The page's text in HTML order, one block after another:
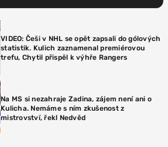
VIDEO: Češi v NHL se opět zapsali do gólových
statistik. Kulich zaznamenal premiérovou
trefu, Chytil přispěl k výhře Rangers
Na MS si nezahraje Zadina, zájem není ani o
Kulicha. Nemáme s ním zkušenost z
mistrovství, řekl Nedvěd